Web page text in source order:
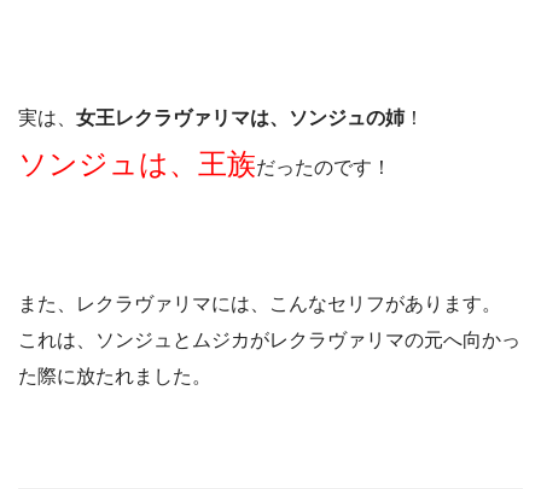
実は、 女王レクラヴァリマは、ソンジュの姉！
ソンジュは、王族だったのです！
また、レクラヴァリマには、こんなセリフがあります。
これは、ソンジュとムジカがレクラヴァリマの元へ向かっ
た際に放たれました。